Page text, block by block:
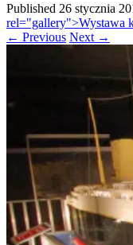
Published 26 stycznia
rel="gallery">Wystawa
← Previous Next →